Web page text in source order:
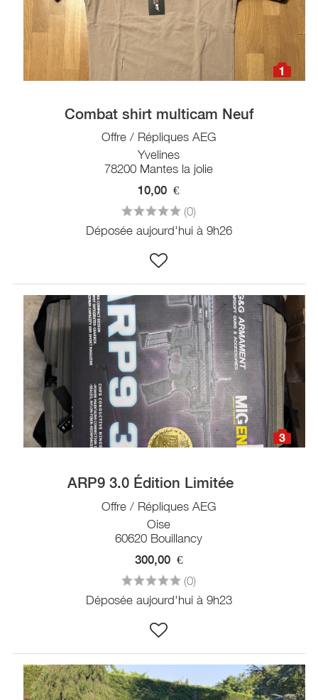
1
Combat shirt multicam Neuf
Offre / Répliques AEG
Yvelines
78200 Mantes la jolie
10,00 €
(0)
Déposée aujourd'hui à 9h26
3
ARP9 3.0 Édition Limitée
Offre / Répliques AEG
Oise
60620 Bouillancy
300,00 €
(0)
Déposée aujourd'hui à 9h23